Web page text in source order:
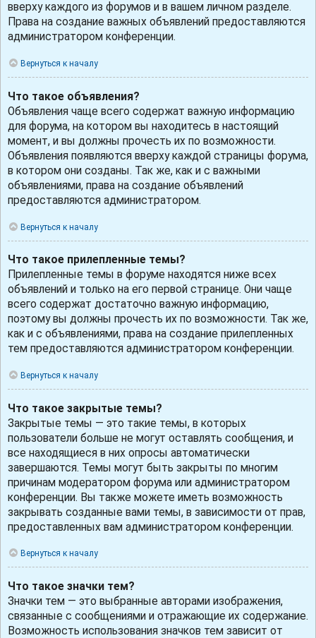
вверху каждого из форумов и в вашем личном разделе.
Права на создание важных объявлений предоставляются
администратором конференции.
Вернуться к началу
Что такое объявления?
Объявления чаще всего содержат важную информацию
для форума, на котором вы находитесь в настоящий
момент, и вы должны прочесть их по возможности.
Объявления появляются вверху каждой страницы форума,
в котором они созданы. Так же, как и с важными
объявлениями, права на создание объявлений
предоставляются администратором.
Вернуться к началу
Что такое прилепленные темы?
Прилепленные темы в форуме находятся ниже всех
объявлений и только на его первой странице. Они чаще
всего содержат достаточно важную информацию,
поэтому вы должны прочесть их по возможности. Так же,
как и с объявлениями, права на создание прилепленных
тем предоставляются администратором конференции.
Вернуться к началу
Что такое закрытые темы?
Закрытые темы — это такие темы, в которых
пользователи больше не могут оставлять сообщения, и
все находящиеся в них опросы автоматически
завершаются. Темы могут быть закрыты по многим
причинам модератором форума или администратором
конференции. Вы также можете иметь возможность
закрывать созданные вами темы, в зависимости от прав,
предоставленных вам администратором конференции.
Вернуться к началу
Что такое значки тем?
Значки тем — это выбранные авторами изображения,
связанные с сообщениями и отражающие их содержание.
Возможность использования значков тем зависит от